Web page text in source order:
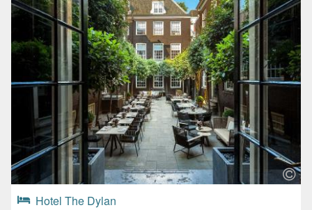
Hotel The Dylan